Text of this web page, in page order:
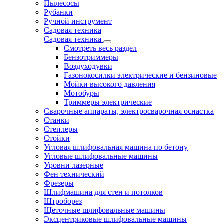
Пылесосы
Рубанки
Ручной инструмент
Садовая техника
Садовая техника
Смотреть весь раздел
Бензотриммеры
Воздуходувки
Газонокосилки электрические и бензиновые
Мойки высокого давления
Мотобуры
Триммеры электрические
Сварочные аппараты, электросварочная оснастка
Станки
Степлеры
Стойки
Угловая шлифовальная машина по бетону
Угловые шлифовальные машины
Уровни лазерные
Фен технический
Фрезеры
Шлифмашина для стен и потолков
Штроборез
Щеточные шлифовальные машины
Эксцентриковые шлифовальные машины